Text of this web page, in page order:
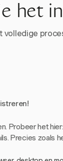
het
volledige
Probeer het
Precies zoals